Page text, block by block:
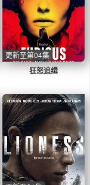
狂怒追缉
更新至第04集